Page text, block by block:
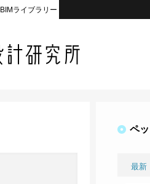
BIMライブラリー
ペ
最新